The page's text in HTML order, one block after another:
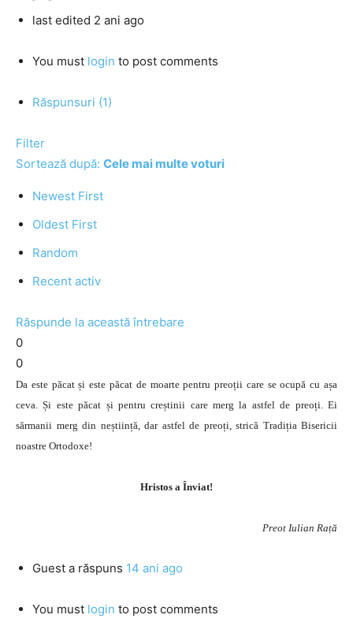
last edited 2 ani ago
You must login to post comments
Răspunsuri (1)
Filter
Sortează după: Cele mai multe voturi
Newest First
Oldest First
Random
Recent activ
Răspunde la această întrebare
0
0
Da este păcat și este păcat de moarte pentru preoții care se ocupă cu așa
ceva. Și este păcat și pentru creștinii care merg la astfel de preoți. Ei
sărmanii merg din neștiință, dar astfel de preoți, strică Tradiția Bisericii
noastre Ortodoxe!
Hristos a Înviat!
Preot Iulian Rață
Guest a răspuns 14 ani ago
You must login to post comments